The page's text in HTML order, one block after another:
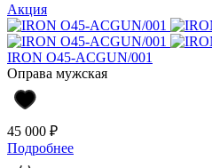
Акция
IRON O45-ACGUN/001
Оправа мужская
45 000 ₽
Подробнее